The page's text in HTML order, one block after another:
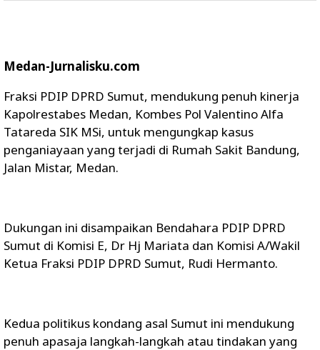
Medan-Jurnalisku.com
Fraksi PDIP DPRD Sumut, mendukung penuh kinerja
Kapolrestabes Medan, Kombes Pol Valentino Alfa
Tatareda SIK MSi, untuk mengungkap kasus
penganiayaan yang terjadi di Rumah Sakit Bandung,
Jalan Mistar, Medan.
Dukungan ini disampaikan Bendahara PDIP DPRD
Sumut di Komisi E, Dr Hj Mariata dan Komisi A/Wakil
Ketua Fraksi PDIP DPRD Sumut, Rudi Hermanto.
Kedua politikus kondang asal Sumut ini mendukung
penuh apasaja langkah-langkah atau tindakan yang